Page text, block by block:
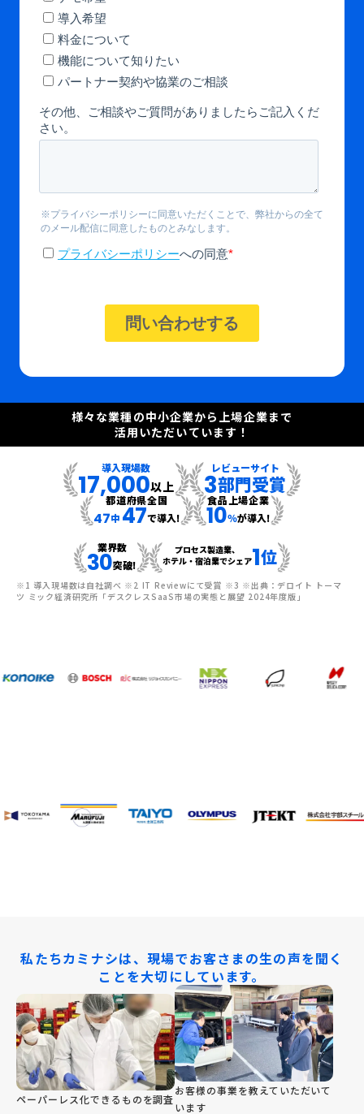
様々な業種の中小企業から上場企業まで
活用いただいています！
導入現場数
17,000以上
レビューサイト
3部門受賞
都道府県全国
47中 47で導入!
食品上場企業
10％が導入!
業界数
30突破!
プロセス製造業、
ホテル・宿泊業でシェア1位
※1 導入現場数は自社調べ ※2 IT Reviewにて受賞 ※3 ※出典：デロイト トーマ
ツ ミック経済研究所「デスクレスSaaS市場の実態と展望 2024年度版」
私たちカミナシは、現場でお客さまの生の声を聞く
ことを大切にしています。
ペーパーレス化できるものを調査
お客様の事業を教えていただいて
います